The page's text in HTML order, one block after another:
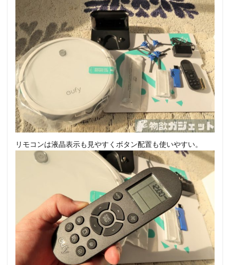
リモコンは液晶表示も見やすくボタン配置も使いやすい。